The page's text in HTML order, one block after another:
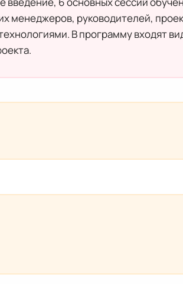
менеджеров, руководителей,
В программу входят